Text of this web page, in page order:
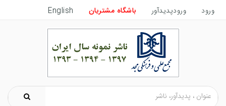
ورود ورودپدیدآور باشگاه مشتریان English